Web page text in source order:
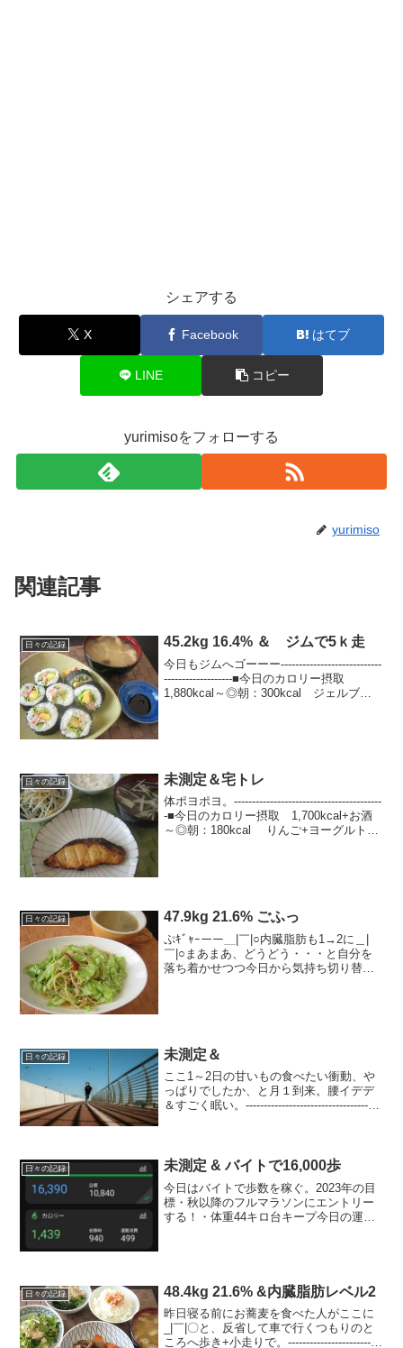
シェアする
X Facebook はてブ
LINE コピー
yurimisoをフォローする
yurimiso
関連記事
日々の記録 45.2kg 16.4% ＆ ジムで5ｋ走
今日もジムへゴーーー----------------------------
-------------------■今日のカロリー摂取
1,880kcal～◎朝：300kcal ジェルブレ
日々の記録 未測定＆宅トレ
体ポヨポヨ。-----------------------------------------
-■今日のカロリー摂取 1,700kcal+お酒
～◎朝：180kcal りんご+ヨーグルト、
日々の記録 47.9kg 21.6% ごふっ
ぷｷﾞｬｰーー＿|￣|○内臓脂肪も1→2に＿|
￣|○まあまあ、どうどう・・・と自分を
落ち着かせつつ今日から気持ち切り替え
日々の記録 未測定＆
ここ1～2日の甘いもの食べたい衝動、や
っぱりでしたか、と月１到来。腰イデデ
＆すごく眠い。--------------------------------------
日々の記録 未測定 & バイトで16,000歩
今日はバイトで歩数を稼ぐ。2023年の目
標・秋以降のフルマラソンにエントリー
する！・体重44キロ台キープ今日の運動
日々の記録 48.4kg 21.6% &内臓脂肪レベル2
昨日寝る前にお蕎麦を食べた人がここに
_|￣|〇と、反省して車で行くつもりのと
ころへ歩き+小走りで。--------------------------